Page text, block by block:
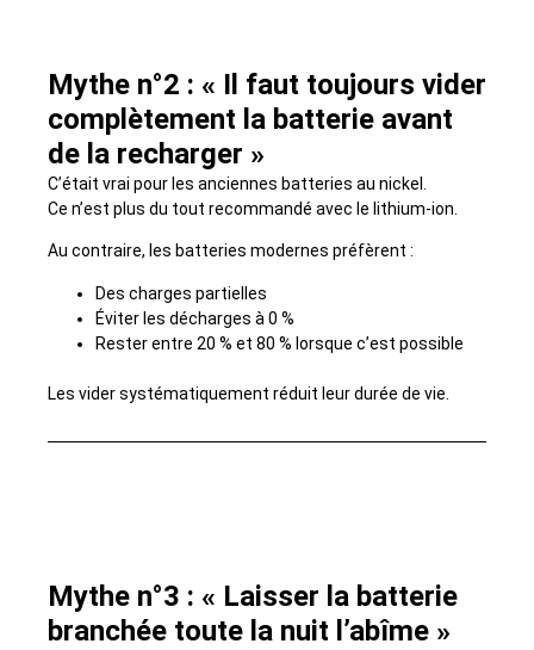
Mythe n°2 : « Il faut toujours vider
complètement la batterie avant
de la recharger »
C’était vrai pour les anciennes batteries au nickel.
Ce n’est plus du tout recommandé avec le lithium-ion.
Au contraire, les batteries modernes préfèrent :
Des charges partielles
Éviter les décharges à 0 %
Rester entre 20 % et 80 % lorsque c’est possible
Les vider systématiquement réduit leur durée de vie.
Mythe n°3 : « Laisser la batterie
branchée toute la nuit l’abîme »